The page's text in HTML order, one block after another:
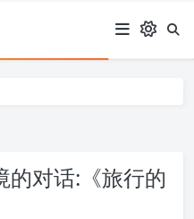
的对话:《旅行的